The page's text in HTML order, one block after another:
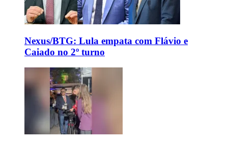
Nexus/BTG: Lula empata com Flávio e
Caiado no 2º turno